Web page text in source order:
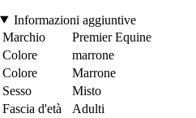
Informazioni aggiuntive
Marchio
Premier Equine
Colore
marrone
Colore
Marrone
Sesso
Misto
Fascia d'età
Adulti